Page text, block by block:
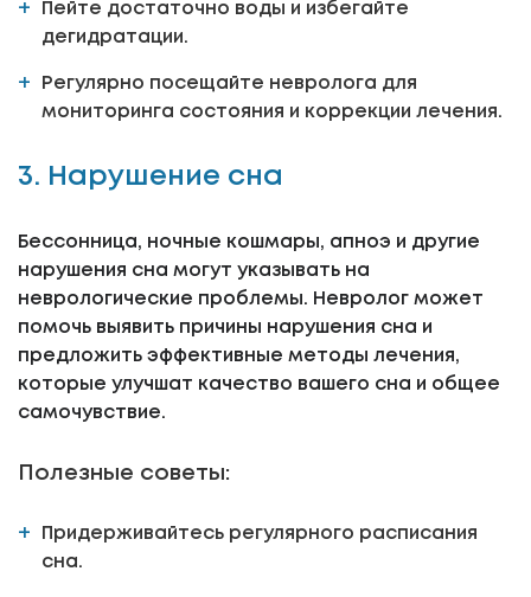
Пейте достаточно воды и избегайте
дегидратации.
Регулярно посещайте невролога для
мониторинга состояния и коррекции лечения.
3. Нарушение сна
Бессонница, ночные кошмары, апноэ и другие
нарушения сна могут указывать на
неврологические проблемы. Невролог может
помочь выявить причины нарушения сна и
предложить эффективные методы лечения,
которые улучшат качество вашего сна и общее
самочувствие.
Полезные советы:
Придерживайтесь регулярного расписания
сна.